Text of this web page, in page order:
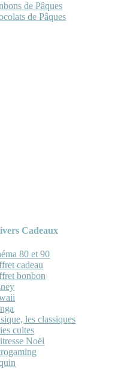
de Pâques
de Pâques
Cadeaux
80 et 90
cadeau
bonbon
les classiques
cultes
Noël